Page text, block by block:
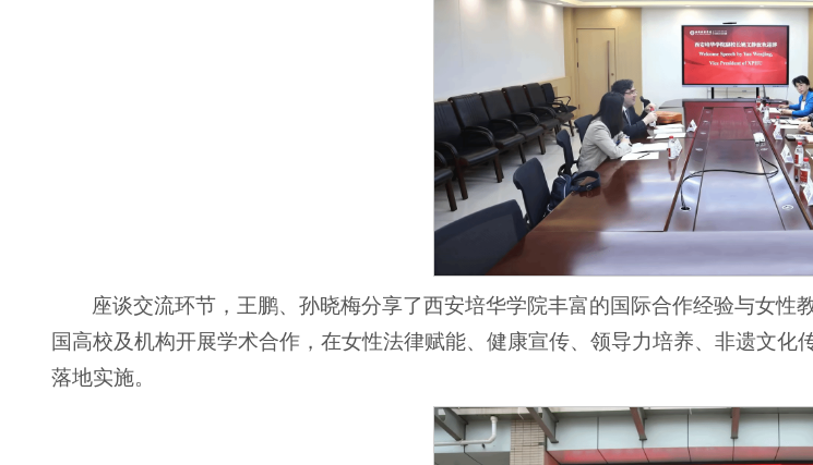
座谈交流环节，王鹏、孙晓梅分享了西安培华学院丰富的国际合作经验与女
国高校及机构开展学术合作，在女性法律赋能、健康宣传、领导力培养、非遗文
落地实施。